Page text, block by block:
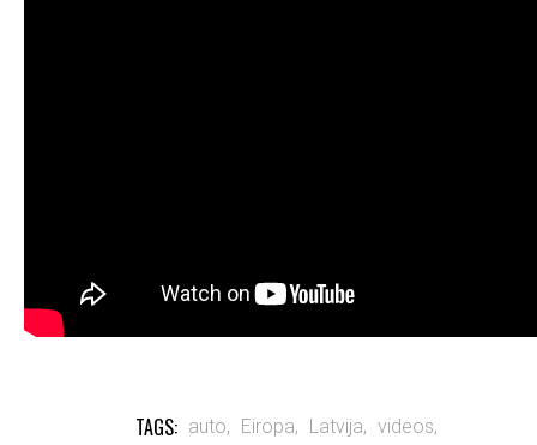
TAGS: auto, Eiropa, Latvija, videos,